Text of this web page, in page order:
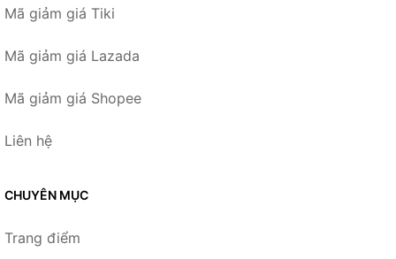
Mã giảm giá Tiki
Mã giảm giá Lazada
Mã giảm giá Shopee
Liên hệ
CHUYÊN MỤC
Trang điểm